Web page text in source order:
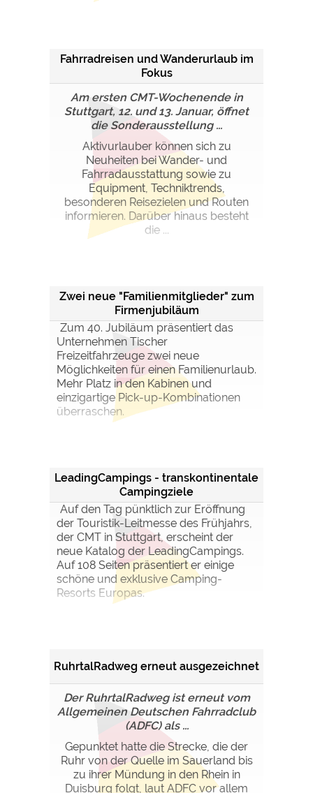
Fahrradreisen und Wanderurlaub im
Fokus
Am ersten CMT-Wochenende in
Stuttgart, 12. und 13. Januar, öffnet
die Sonderausstellung ...
Aktivurlauber können sich zu
Neuheiten bei Wander- und
Fahrradausstattung sowie zu
Equipment, Techniktrends,
besonderen Reisezielen und Routen
informieren. Darüber hinaus besteht
die ...
Zwei neue "Familienmitglieder" zum
Firmenjubiläum
Zum 40. Jubiläum präsentiert das
Unternehmen Tischer
Freizeitfahrzeuge zwei neue
Möglichkeiten für einen Familienurlaub.
Mehr Platz in den Kabinen und
einzigartige Pick-up-Kombinationen
überraschen.
LeadingCampings - transkontinentale
Campingziele
Auf den Tag pünktlich zur Eröffnung
der Touristik-Leitmesse des Frühjahrs,
der CMT in Stuttgart, erscheint der
neue Katalog der LeadingCampings.
Auf 108 Seiten präsentiert er einige
schöne und exklusive Camping-
Resorts Europas.
RuhrtalRadweg erneut ausgezeichnet
Der RuhrtalRadweg ist erneut vom
Allgemeinen Deutschen Fahrradclub
(ADFC) als ...
Gepunktet hatte die Strecke, die der
Ruhr von der Quelle im Sauerland bis
zu ihrer Mündung in den Rhein in
Duisburg folgt, laut ADFC vor allem